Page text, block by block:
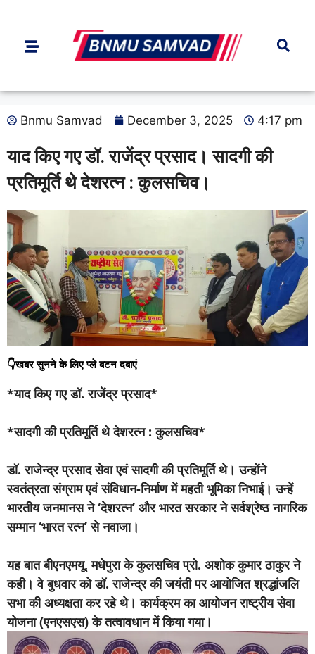
Bnmu Samvad December 3, 2025 4:17 pm
याद किए गए डॉ. राजेंद्र प्रसाद। सादगी की
प्रतिमूर्ति थे देशरत्न : कुलसचिव।
👇खबर सुनने के लिए प्ले बटन दबाएं
*याद किए गए डॉ. राजेंद्र प्रसाद*
*सादगी की प्रतिमूर्ति थे देशरत्न : कुलसचिव*
डॉ. राजेन्द्र प्रसाद सेवा एवं सादगी की प्रतिमूर्ति थे। उन्होंने
स्वतंत्रता संग्राम एवं संविधान-निर्माण में महती भूमिका निभाई। उन्हें
भारतीय जनमानस ने ‘देशरत्न’ और भारत सरकार ने सर्वश्रेष्ठ नागरिक
सम्मान ‘भारत रत्न’ से नवाजा।
यह बात बीएनएमयू, मधेपुरा के कुलसचिव प्रो. अशोक कुमार ठाकुर ने
कही। वे बुधवार को डॉ. राजेन्द्र की जयंती पर आयोजित श्रद्धांजलि
सभा की अध्यक्षता कर रहे थे। कार्यक्रम का आयोजन राष्ट्रीय सेवा
योजना (एनएसएस) के तत्वावधान में किया गया।